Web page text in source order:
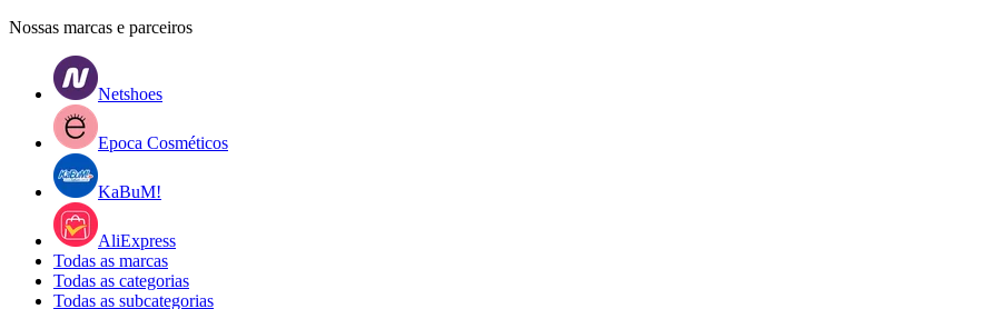
Nossas marcas e parceiros
Netshoes
Epoca Cosméticos
KaBuM!
AliExpress
Todas as marcas
Todas as categorias
Todas as subcategorias